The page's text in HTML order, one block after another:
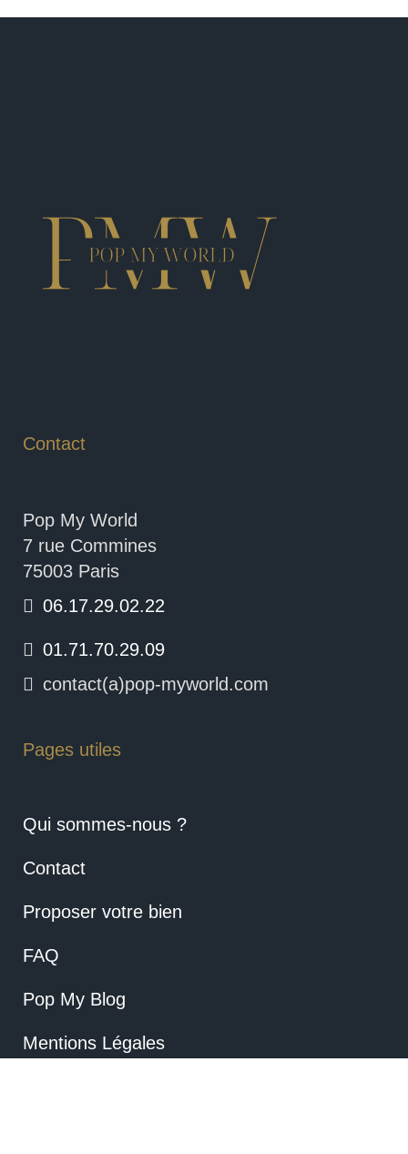
Contact
Pop My World
7 rue Commines
75003 Paris
06.17.29.02.22
01.71.70.29.09
contact(a)pop-myworld.com
Pages utiles
Qui sommes-nous ?
Contact
Proposer votre bien
FAQ
Pop My Blog
Mentions Légales